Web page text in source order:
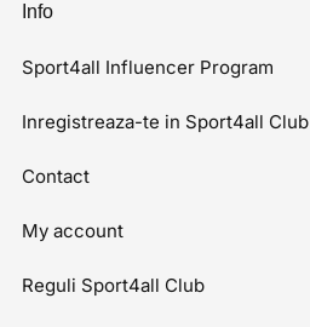
Info
Sport4all Influencer Program
Inregistreaza-te in Sport4all Club
Contact
My account
Reguli Sport4all Club